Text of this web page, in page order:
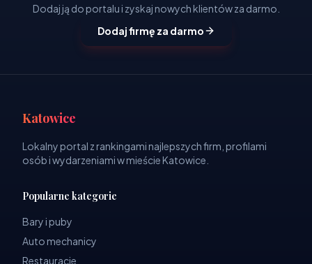
Dodaj ją do portalu i zyskaj nowych klientów za darmo.
Dodaj firmę za darmo
Katowice
Lokalny portal z rankingami najlepszych firm, profilami
osób i wydarzeniami w mieście Katowice.
Popularne kategorie
Bary i puby
Auto mechanicy
Restauracje